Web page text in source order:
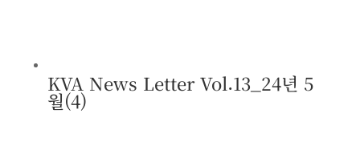
KVA News Letter Vol.13_24년 5
월(4)